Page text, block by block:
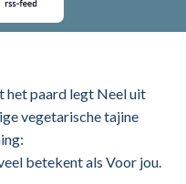
het paard legt Neel uit
vegetarische tajine
betekent als Voor jou.